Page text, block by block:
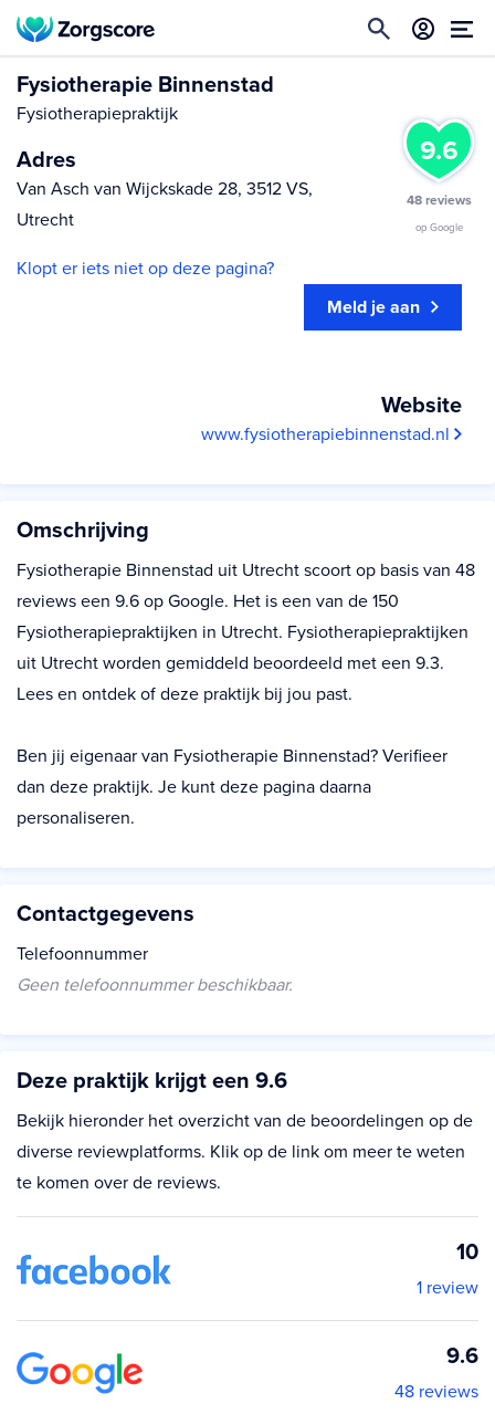
9.6
48 reviews
op Google
Fysiotherapie Binnenstad
Fysiotherapiepraktijk
Adres
Van Asch van Wijckskade 28, 3512 VS,
Utrecht
Klopt er iets niet op deze pagina?
Meld je aan
Website
www.fysiotherapiebinnenstad.nl
Omschrijving
Fysiotherapie Binnenstad uit Utrecht scoort op basis van 48
reviews een 9.6 op Google. Het is een van de 150
Fysiotherapiepraktijken in Utrecht. Fysiotherapiepraktijken
uit Utrecht worden gemiddeld beoordeeld met een 9.3.
Lees en ontdek of deze praktijk bij jou past.
Ben jij eigenaar van Fysiotherapie Binnenstad? Verifieer
dan deze praktijk. Je kunt deze pagina daarna
personaliseren.
Contactgegevens
Telefoonnummer
Geen telefoonnummer beschikbaar.
Deze praktijk krijgt een 9.6
Bekijk hieronder het overzicht van de beoordelingen op de
diverse reviewplatforms. Klik op de link om meer te weten
te komen over de reviews.
10
1 review
9.6
48 reviews